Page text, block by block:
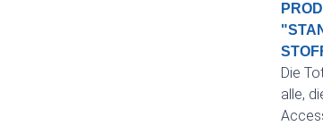
Die
alle,